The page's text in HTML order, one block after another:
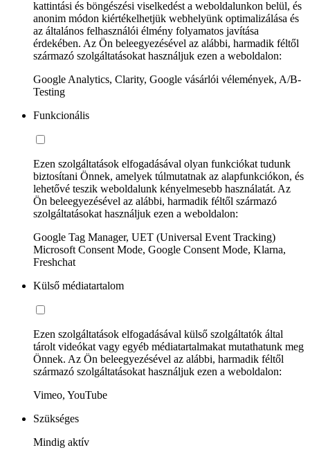
kattintási és böngészési viselkedést a weboldalunkon belül, és
anonim módon kiértékelhetjük webhelyünk optimalizálása és
az általános felhasználói élmény folyamatos javítása
érdekében. Az Ön beleegyezésével az alábbi, harmadik féltől
származó szolgáltatásokat használjuk ezen a weboldalon:
Google Analytics, Clarity, Google vásárlói vélemények, A/B-
Testing
Funkcionális
Ezen szolgáltatások elfogadásával olyan funkciókat tudunk
biztosítani Önnek, amelyek túlmutatnak az alapfunkciókon, és
lehetővé teszik weboldalunk kényelmesebb használatát. Az
Ön beleegyezésével az alábbi, harmadik féltől származó
szolgáltatásokat használjuk ezen a weboldalon:
Google Tag Manager, UET (Universal Event Tracking)
Microsoft Consent Mode, Google Consent Mode, Klarna,
Freshchat
Külső médiatartalom
Ezen szolgáltatások elfogadásával külső szolgáltatók által
tárolt videókat vagy egyéb médiatartalmakat mutathatunk meg
Önnek. Az Ön beleegyezésével az alábbi, harmadik féltől
származó szolgáltatásokat használjuk ezen a weboldalon:
Vimeo, YouTube
Szükséges
Mindig aktív